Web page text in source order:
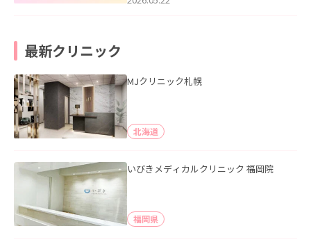
最新クリニック
MJクリニック札幌
北海道
いびきメディカルクリニック 福岡院
福岡県